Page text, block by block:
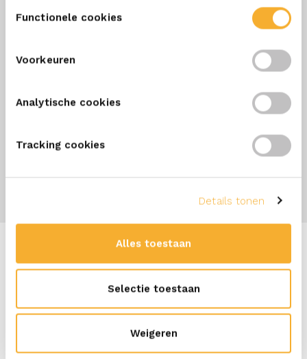
Functionele cookies
Voorkeuren
Analytische cookies
Tracking cookies
Details tonen
Alles toestaan
Selectie toestaan
Weigeren
ONZE KAZEN
ALGEMENE VERKOOPVOORWAARDEN